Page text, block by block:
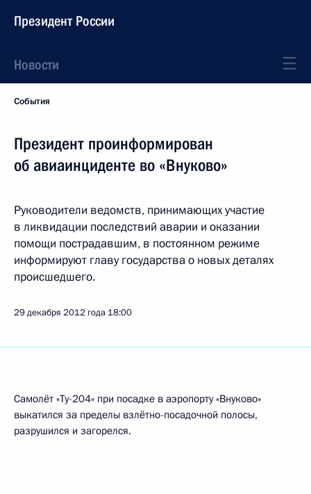
Президент России
Новости
События
Президент проинформирован
об авиаинциденте во «Внуково»
Руководители ведомств, принимающих участие
в ликвидации последствий аварии и оказании
помощи пострадавшим, в постоянном режиме
информируют главу государства о новых деталях
происшедшего.
29 декабря 2012 года 18:00
Самолёт «Ту-204» при посадке в аэропорту «Внуково»
выкатился за пределы взлётно-посадочной полосы,
разрушился и загорелся.